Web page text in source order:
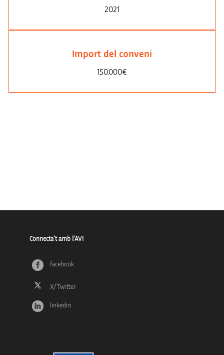
2021
Import del conveni
150.000€
Connecta’t amb l’AVI
facebook
linkedin